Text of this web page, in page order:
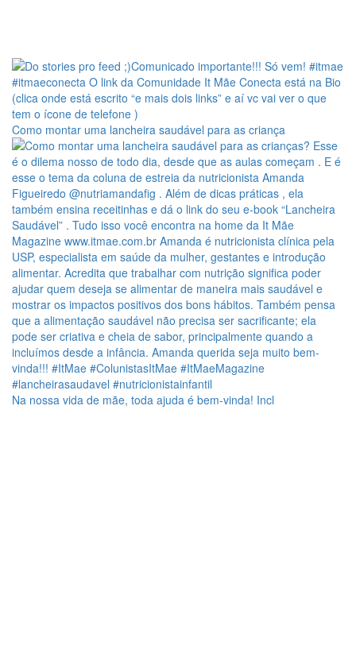
Como montar uma lancheira saudável para as criança
Na nossa vida de mãe, toda ajuda é bem-vinda! Incl